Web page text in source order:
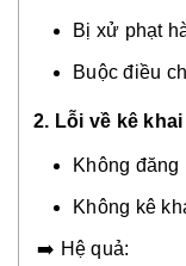
Bị xử phạt
Buộc điều
2. Lỗi về kê
Không
Không kê
➡️ Hệ quả: